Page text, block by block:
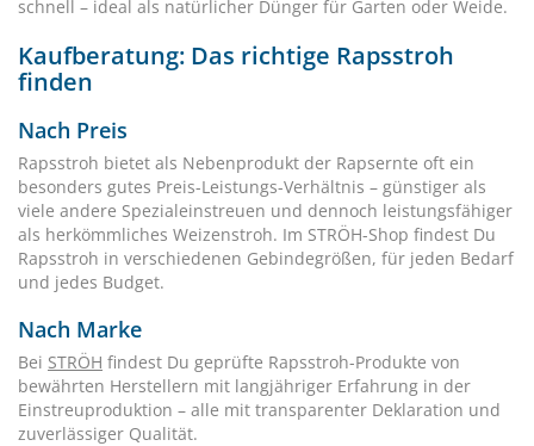
schnell – ideal als natürlicher Dünger für Garten oder Weide.
Kaufberatung: Das richtige Rapsstroh
finden
Nach Preis
Rapsstroh bietet als Nebenprodukt der Rapsernte oft ein
besonders gutes Preis-Leistungs-Verhältnis – günstiger als
viele andere Spezialeinstreuen und dennoch leistungsfähiger
als herkömmliches Weizenstroh. Im STRÖH-Shop findest Du
Rapsstroh in verschiedenen Gebindegrößen, für jeden Bedarf
und jedes Budget.
Nach Marke
Bei STRÖH findest Du geprüfte Rapsstroh-Produkte von
bewährten Herstellern mit langjähriger Erfahrung in der
Einstreuproduktion – alle mit transparenter Deklaration und
zuverlässiger Qualität.